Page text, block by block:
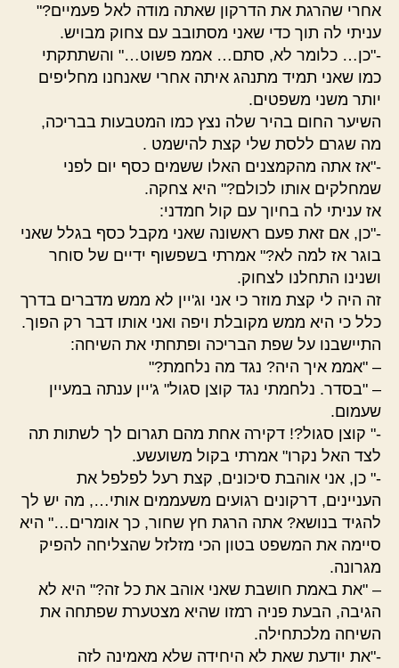
אחרי שהרגת את הדרקון שאתה מודה לאל פעמיים?"
עניתי לה תוך כדי שאני מסתובב עם צחוק מבויש.
-"כן… כלומר לא, סתם… אממ פשוט…" והשתתקתי
כמו שאני תמיד מתנהג איתה אחרי שאנחנו מחליפים
יותר משני משפטים.
השיער החום בהיר שלה נצץ כמו המטבעות בבריכה,
מה שגרם ללסת שלי קצת להישמט .
-"אז אתה מהקמצנים האלו ששמים כסף יום לפני
שמחלקים אותו לכולם?" היא צחקה.
אז עניתי לה בחיוך עם קול חמדני:
-"כן, אם זאת פעם ראשונה שאני מקבל כסף בגלל שאני
בוגר אז למה לא?" אמרתי בשפשוף ידיים של סוחר
ושנינו התחלנו לצחוק.
זה היה לי קצת מוזר כי אני וג'יין לא ממש מדברים בדרך
כלל כי היא ממש מקובלת ויפה ואני אותו דבר רק הפוך.
התיישבנו על שפת הבריכה ופתחתי את השיחה:
– "אממ איך היה? נגד מה נלחמת?"
– "בסדר. נלחמתי נגד קוצן סגול" ג'יין ענתה במעיין
שעמום.
-" קוצן סגול?! דקירה אחת מהם תגרום לך לשתות תה
לצד האל נקרו" אמרתי בקול משועשע.
-" כן, אני אוהבת סיכונים, קצת רעל לפלפל את
העניינים, דרקונים רגועים משעממים אותי…, מה יש לך
להגיד בנושא? אתה הרגת חץ שחור, כך אומרים…" היא
סיימה את המשפט בטון הכי מזלזל שהצליחה להפיק
מגרונה.
– "את באמת חושבת שאני אוהב את כל זה?" היא לא
הגיבה, הבעת פניה רמזו שהיא מצטערת שפתחה את
השיחה מלכתחילה.
-"את יודעת שאת לא היחידה שלא מאמינה לזה